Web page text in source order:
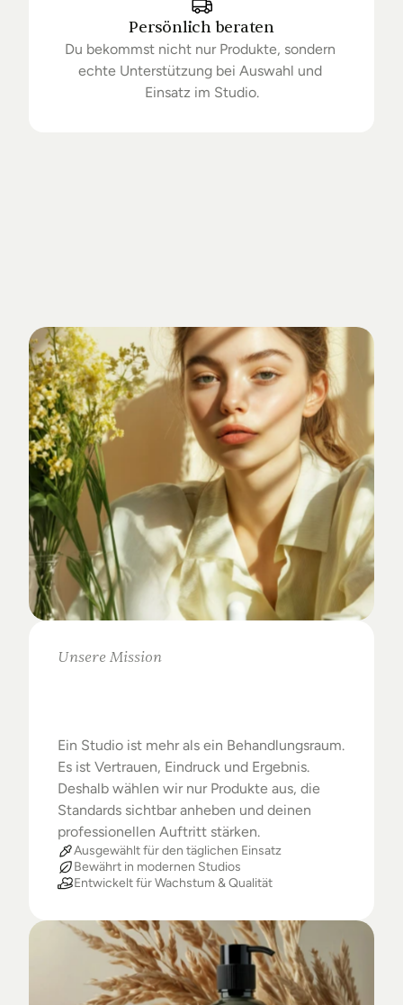
Persönlich beraten
Du bekommst nicht nur Produkte, sondern
echte Unterstützung bei Auswahl und
Einsatz im Studio.
Studio-Alltag.
Unsere Mission
Ein Studio ist mehr als ein Behandlungsraum.
Es ist Vertrauen, Eindruck und Ergebnis.
Deshalb wählen wir nur Produkte aus, die
Standards sichtbar anheben und deinen
professionellen Auftritt stärken.
Ausgewählt für den täglichen Einsatz
Bewährt in modernen Studios
Entwickelt für Wachstum & Qualität